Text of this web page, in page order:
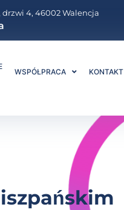
drzwi 4, 46002 Walencja
WSPÓŁPRACA KONTAKT